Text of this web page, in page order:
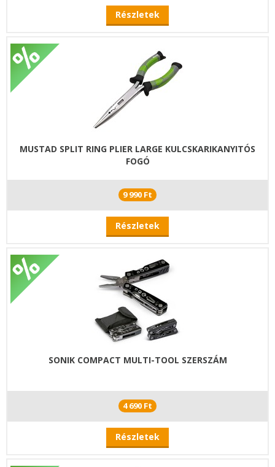
Részletek
MUSTAD SPLIT RING PLIER LARGE KULCSKARIKANYITÓS
FOGÓ
9 990 Ft
Részletek
SONIK COMPACT MULTI-TOOL SZERSZÁM
4 690 Ft
Részletek